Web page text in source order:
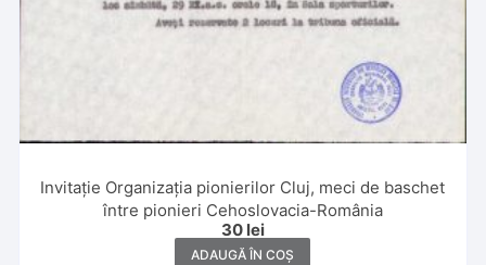
Invitație Organizația pionierilor Cluj, meci de baschet
între pionieri Cehoslovacia-România
30 lei
ADAUGĂ ÎN COȘ